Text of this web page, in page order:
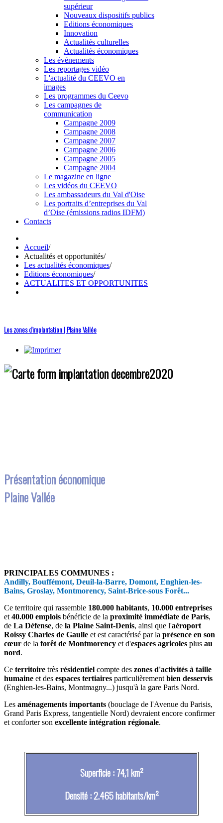
supérieur
Nouveaux dispositifs publics
Editions économiques
Innovation
Actualités culturelles
Actualités économiques
Les événements
Les reportages vidéo
L'actualité du CEEVO en
images
Les programmes du Ceevo
Les campagnes de
communication
Campagne 2009
Campagne 2008
Campagne 2007
Campagne 2006
Campagne 2005
Campagne 2004
Le magazine en ligne
Les vidéos du CEEVO
Les ambassadeurs du Val d'Oise
Les portraits d’entreprises du Val
d’Oise (émissions radios IDFM)
Contacts
Accueil/
Actualités et opportunités/
Les actualités économiques/
Editions économiques/
ACTUALITES ET OPPORTUNITES
Les zones d'implantation | Plaine Vallée
Présentation économique
Plaine Vallée
PRINCIPALES COMMUNES :
Andilly, Bouffémont, Deuil-la-Barre, Domont, Enghien-les-
Bains, Groslay, Montmorency, Saint-Brice-sous Forêt...
Ce territoire qui rassemble 180.000 habitants, 10.000 entreprises
et 40.000 emplois bénéficie de la proximité immédiate de Paris,
de La Défense, de la Plaine Saint-Denis, ainsi que l'aéroport
Roissy Charles de Gaulle et est caractérisé par la présence en son
cœur de la forêt de Montmorency et d'espaces agricoles plus au
nord.
Ce territoire très résidentiel compte des zones d'activités à taille
humaine et des espaces tertiaires particulièrement bien desservis
(Enghien-les-Bains, Montmagny...) jusqu'à la gare Paris Nord.
Les aménagements importants (bouclage de l'Avenue du Parisis,
Grand Paris Express, tangentielle Nord) devraient encore confirmer
et conforter son excellente intégration régionale.
Superficie : 74,1 km²
Densité : 2.465 habitants/km²